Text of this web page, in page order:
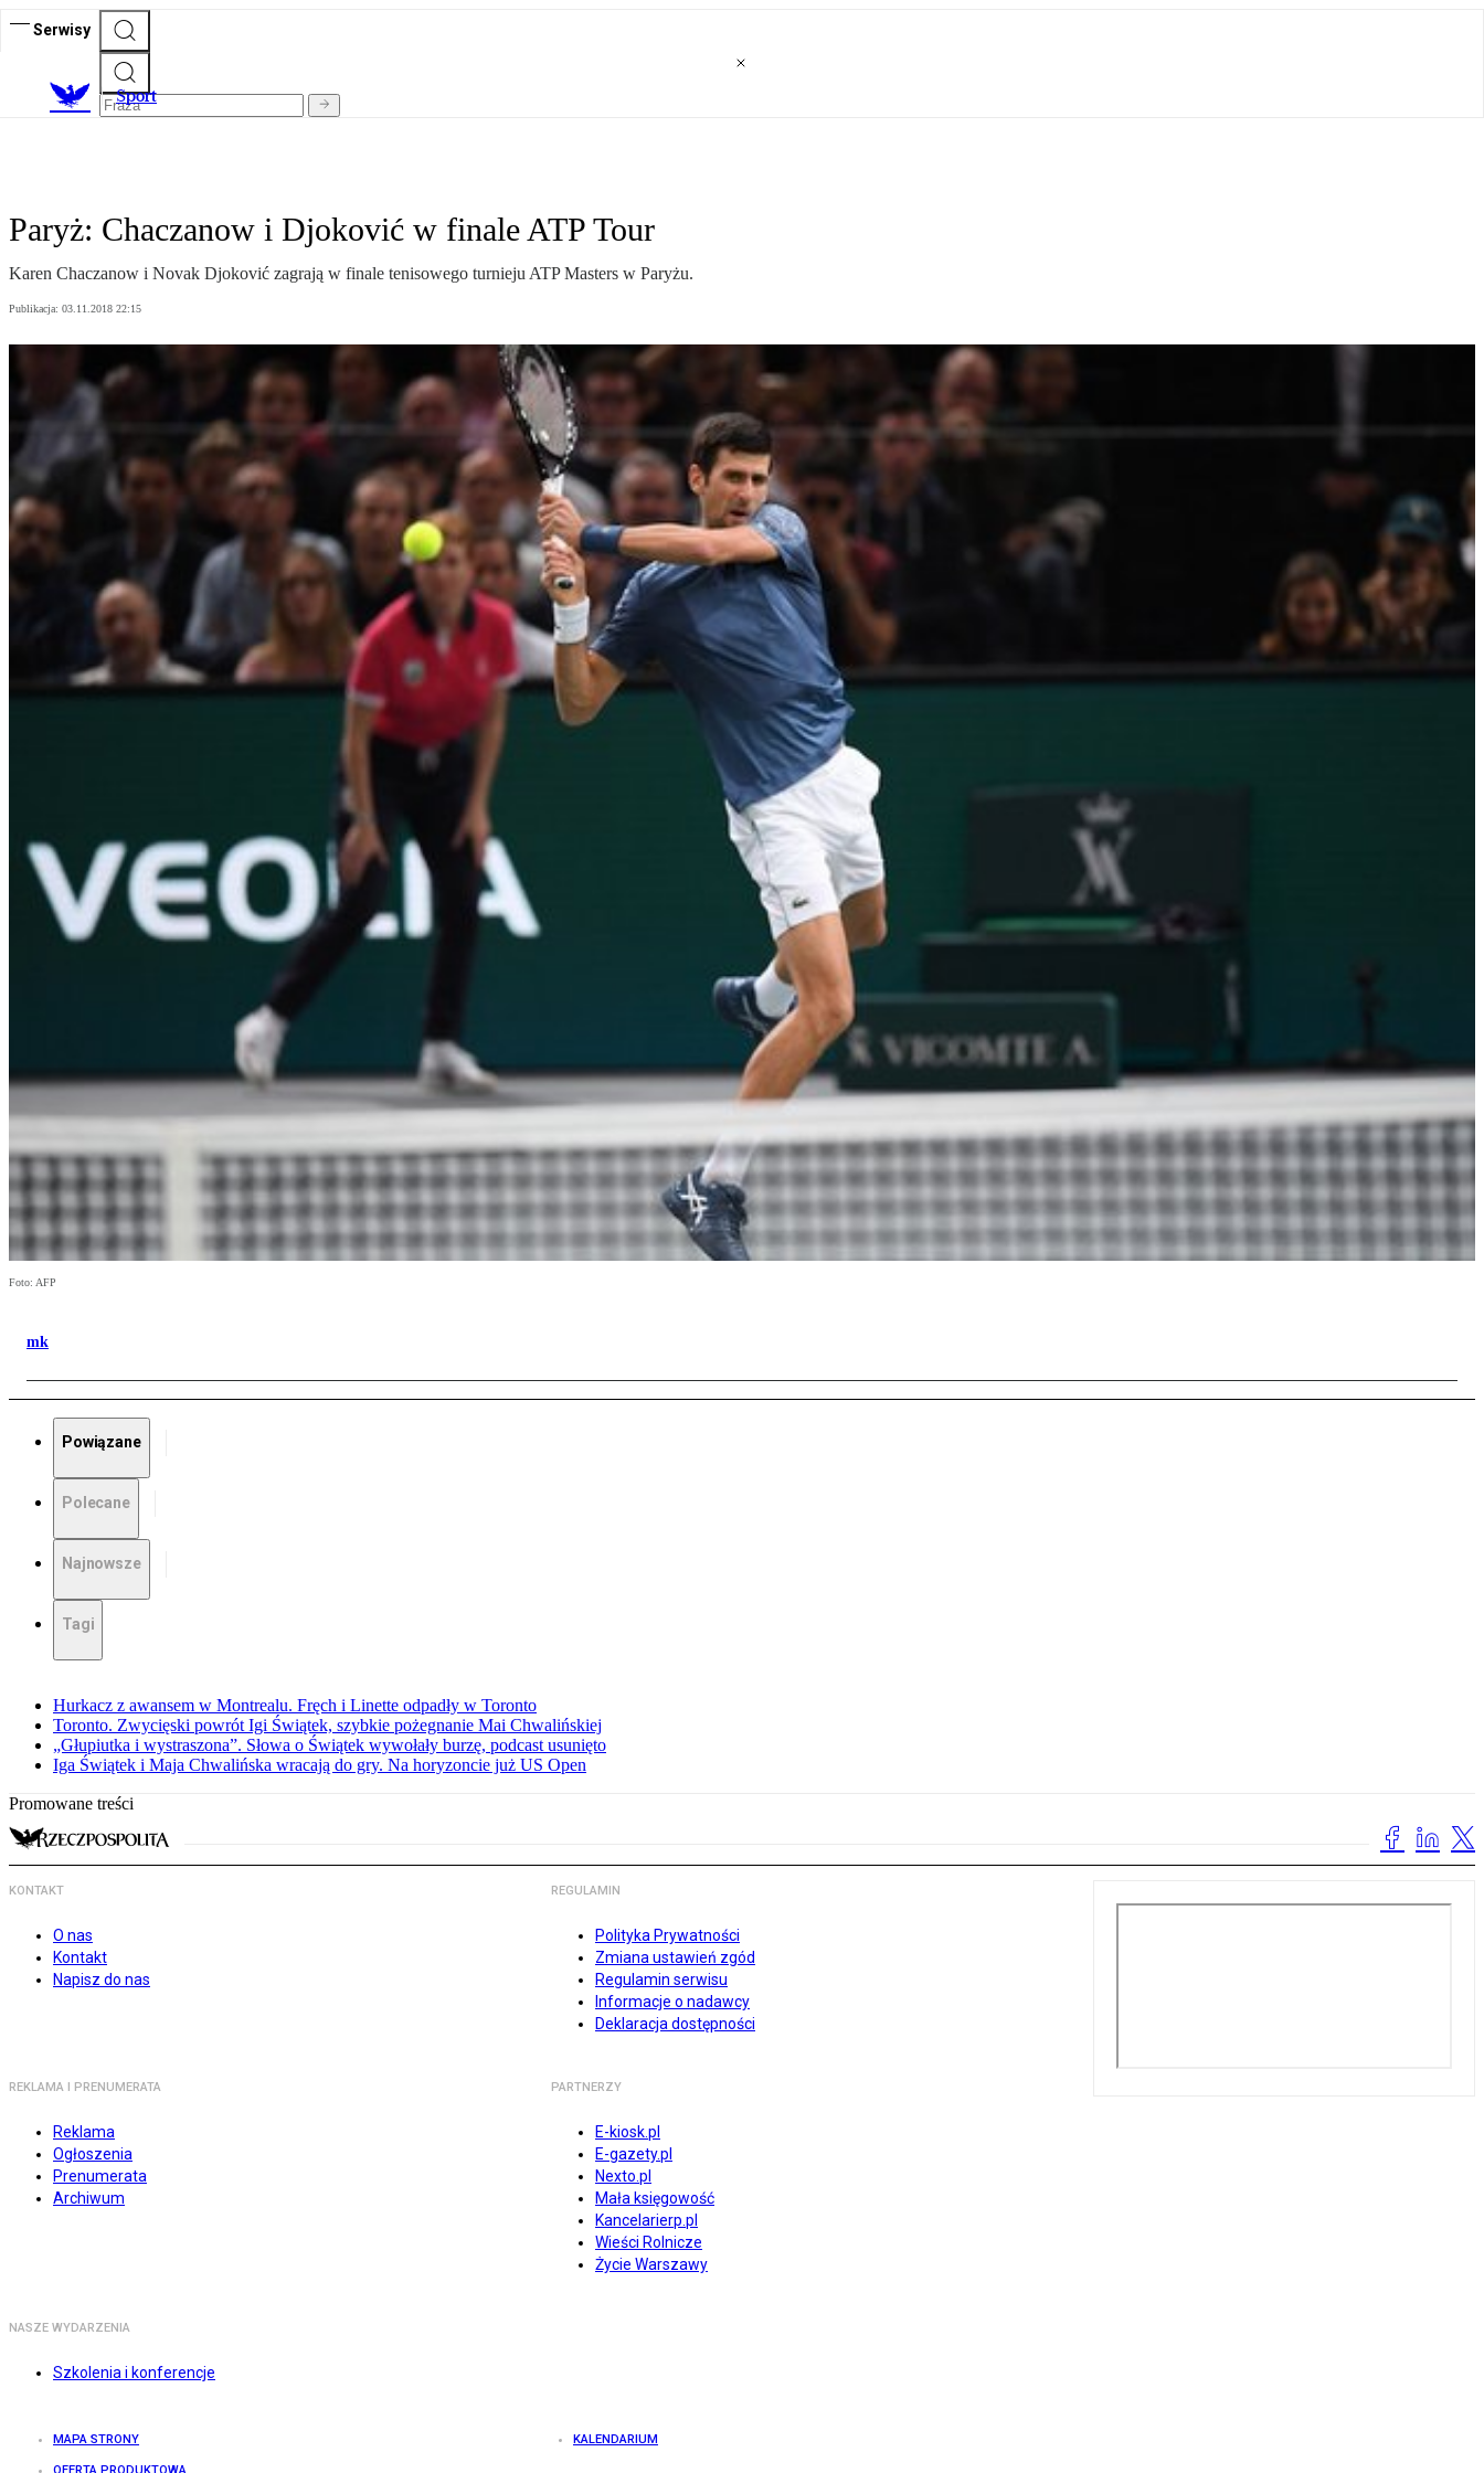
Serwisy
Sport
Paryż: Chaczanow i Djoković w finale ATP Tour
Karen Chaczanow i Novak Djoković zagrają w finale tenisowego turnieju ATP Masters w Paryżu.
Publikacja: 03.11.2018 22:15
Foto: AFP
mk
Powiązane
Polecane
Najnowsze
Tagi
Hurkacz z awansem w Montrealu. Fręch i Linette odpadły w Toronto
Toronto. Zwycięski powrót Igi Świątek, szybkie pożegnanie Mai Chwalińskiej
„Głupiutka i wystraszona”. Słowa o Świątek wywołały burzę, podcast usunięto
Iga Świątek i Maja Chwalińska wracają do gry. Na horyzoncie już US Open
Promowane treści
KONTAKT
O nas
Kontakt
Napisz do nas
REGULAMIN
Polityka Prywatności
Zmiana ustawień zgód
Regulamin serwisu
Informacje o nadawcy
Deklaracja dostępności
REKLAMA I PRENUMERATA
Reklama
Ogłoszenia
Prenumerata
Archiwum
PARTNERZY
E-kiosk.pl
E-gazety.pl
Nexto.pl
Mała księgowość
Kancelarierp.pl
Wieści Rolnicze
Życie Warszawy
NASZE WYDARZENIA
Szkolenia i konferencje
MAPA STRONY KALENDARIUM